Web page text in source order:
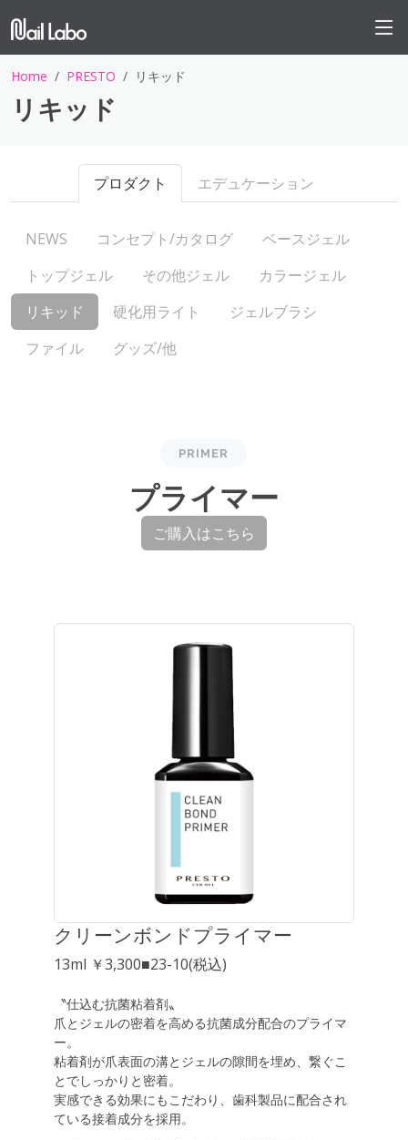
Home PRESTO リキッド
リキッド
プロダクト エデュケーション
NEWS コンセプト/カタログ
ベースジェル
トップジェル
その他ジェル
カラージェル
リキッド
硬化用ライト
ジェルブラシ
ファイル
グッズ/他
PRIMER
プライマー
ご購入はこちら
クリーンボンドプライマー
13ml ￥3,300■23-10(税込)
〝仕込む抗菌粘着剤〟
爪とジェルの密着を高める抗菌成分配合のプライマ
ー。
粘着剤が爪表面の溝とジェルの隙間を埋め、繋ぐこ
とでしっかりと密着。
実感できる効果にもこだわり、歯科製品に配合され
ている接着成分を採用。